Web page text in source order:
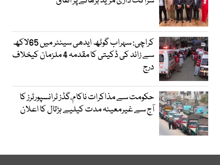
کراچی: سہراب گوٹھ ایدھی سینٹر میں 65لاکھ
سے زائد کی ڈکیتی کا مقدمہ 4 ملزمان کیخلاف
درج
حکومت سے مذاکرات ناکام،گڈز ٹرانسپورٹرز کا
آج سے غیرمعینہ مدت کیلیے ہڑتال کا اعلان